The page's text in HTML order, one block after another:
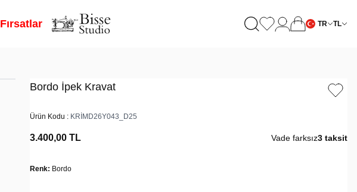
Fırsatlar TR TL
Bordo İpek Kravat
Ürün Kodu : KRİMD26Y043_D25
3.400,00 TL Vade farksız3 taksit
Renk: Bordo